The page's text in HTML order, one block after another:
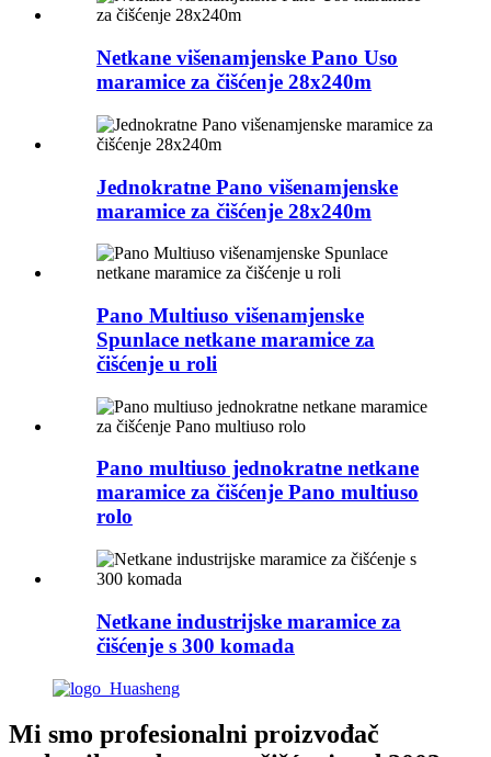
Netkane višenamjenske Pano Uso
maramice za čišćenje 28x240m
Jednokratne Pano višenamjenske
maramice za čišćenje 28x240m
Pano Multiuso višenamjenske
Spunlace netkane maramice za
čišćenje u roli
Pano multiuso jednokratne netkane
maramice za čišćenje Pano multiuso
rolo
Netkane industrijske maramice za
čišćenje s 300 komada
Mi smo profesionalni proizvođač